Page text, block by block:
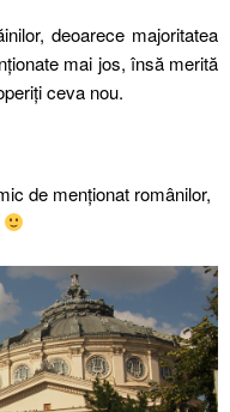
deoarece majoritatea
mai jos, însă merită
ceva nou.
de menționat românilor,